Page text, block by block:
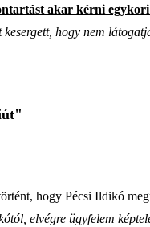
akar kérni egykori
hogy nem
hogy Pécsi Ildikó
elvégre ügyfelem